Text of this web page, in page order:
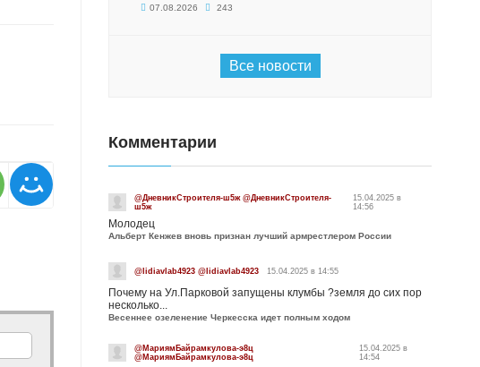
07.08.2026 243
Все новости
Комментарии
@ДневникСтроителя-ш5ж @ДневникСтроителя-
ш5ж
15.04.2025 в
14:56
Молодец
Альберт Кенжев вновь признан лучший армрестлером России
@lidiavlab4923 @lidiavlab4923 15.04.2025 в 14:55
Почему на Ул.Парковой запущены клумбы ?земля до сих пор
несколько...
Весеннее озеленение Черкесска идет полным ходом
@МариямБайрамкулова-э8ц
@МариямБайрамкулова-э8ц
15.04.2025 в
14:54